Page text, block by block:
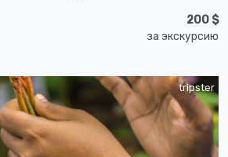
200 $
за экскурсию
tripster